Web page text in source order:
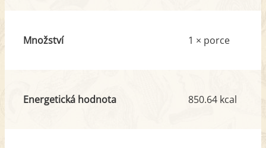
Množství 1 × porce
Energetická hodnota 850.64 kcal